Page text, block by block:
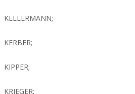
KELLERMANN;
KERBER;
KIPPER;
KRIEGER;